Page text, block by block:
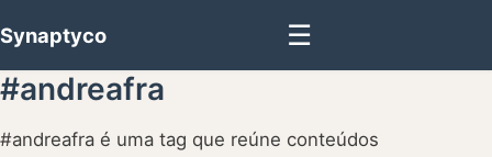
Synaptyco ☰
#andreafra
#andreafra é uma tag que reúne conteúdos